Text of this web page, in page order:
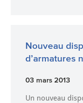
Nouveau
d’armatures
03 mars 2013
Un nouveau